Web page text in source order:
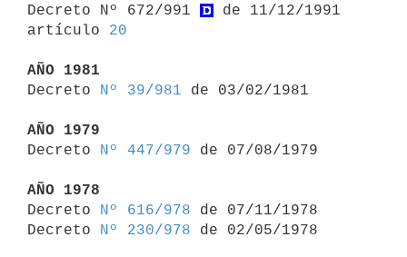
Decreto Nº 672/991
de 11/12/1991
artículo 20
AÑO 1981
Decreto
Nº 39/981 de 03/02/1981
AÑO 1979
Decreto
Nº 447/979 de 07/08/1979
AÑO 1978
Decreto
Nº 616/978 de 07/11/1978
Decreto
Nº 230/978 de 02/05/1978